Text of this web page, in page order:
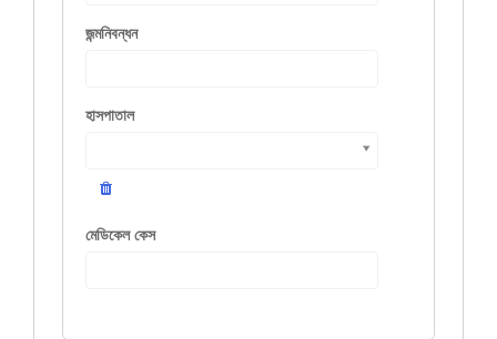
জন্মনিবন্ধন
হাসপাতাল
মেডিকেল কেস